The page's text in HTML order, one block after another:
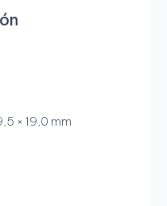
× 19,0 mm